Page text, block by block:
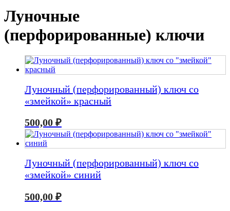
Луночные
(перфорированные) ключи
Луночный (перфорированный) ключ со
«змейкой» красный
500,00 ₽
Луночный (перфорированный) ключ со
«змейкой» синий
500,00 ₽